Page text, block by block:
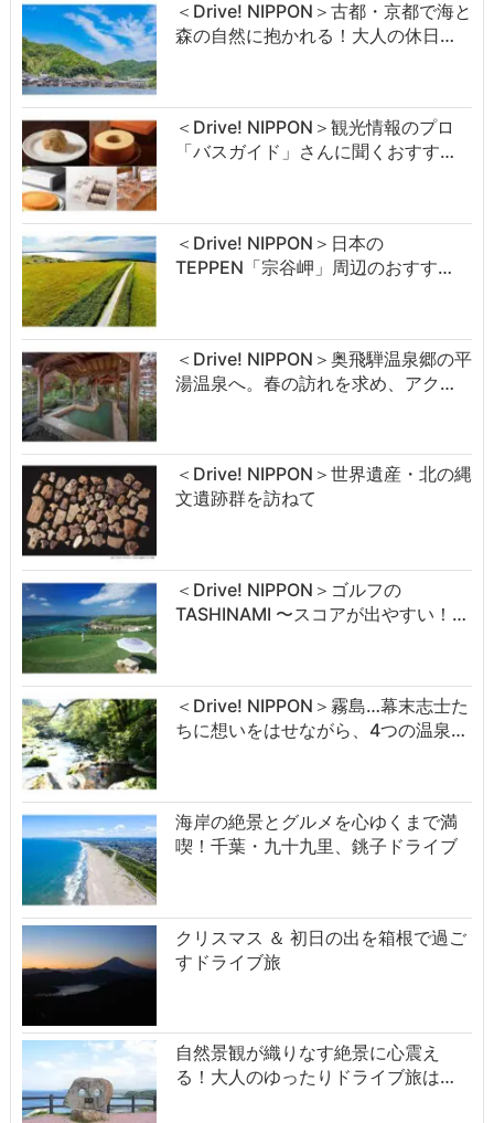
＜Drive! NIPPON＞古都・京都で海と
森の自然に抱かれる！大人の休日…
＜Drive! NIPPON＞観光情報のプロ
「バスガイド」さんに聞くおすす…
＜Drive! NIPPON＞日本の
TEPPEN「宗谷岬」周辺のおすす…
＜Drive! NIPPON＞奥飛騨温泉郷の平
湯温泉へ。春の訪れを求め、アク…
＜Drive! NIPPON＞世界遺産・北の縄
文遺跡群を訪ねて
＜Drive! NIPPON＞ゴルフの
TASHINAMI 〜スコアが出やすい！…
＜Drive! NIPPON＞霧島…幕末志士た
ちに想いをはせながら、4つの温泉…
海岸の絶景とグルメを心ゆくまで満
喫！千葉・九十九里、銚子ドライブ
クリスマス ＆ 初日の出を箱根で過ご
すドライブ旅
自然景観が織りなす絶景に心震え
る！大人のゆったりドライブ旅は…